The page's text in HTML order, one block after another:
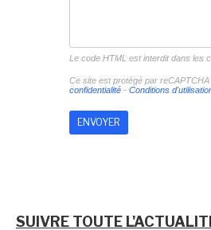
Le code HTML est interdit dans les
Ce site est protégé par
confidentialité- Conditions
SUIVRE TOUTE